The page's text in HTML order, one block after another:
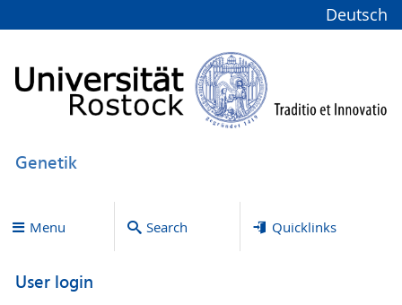
Deutsch
Genetik
Menu Search Quicklinks
User login